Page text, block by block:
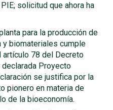
solicitud que ahora ha
para la producción de
y biomateriales cumple
78 del Decreto
Proyecto
se justifica por la
pionero en materia de
de la bioeconomía.